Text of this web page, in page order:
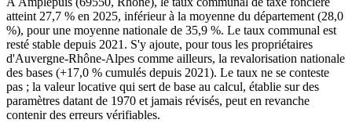
atteint 27,7 % en 2025, inférieur à la moyenne du département (28,0
%), pour une moyenne nationale de 35,9 %. Le taux communal est
resté stable depuis 2021. S'y ajoute, pour tous les propriétaires
d'Auvergne-Rhône-Alpes comme ailleurs, la revalorisation nationale
des bases (+17,0 % cumulés depuis 2021). Le taux ne se conteste
pas ; la valeur locative qui sert de base au calcul, établie sur des
paramètres datant de 1970 et jamais révisés, peut en revanche
contenir des erreurs vérifiables.